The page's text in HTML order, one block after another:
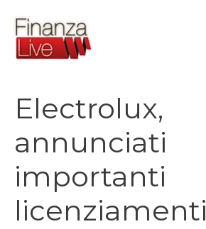
contenuto
Electrolux,
annunciati
importanti
licenziamenti